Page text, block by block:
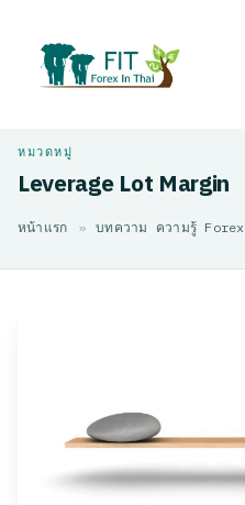
Leverage Lot Margin
หน้าแรก » บทความ ความรู้ Forex